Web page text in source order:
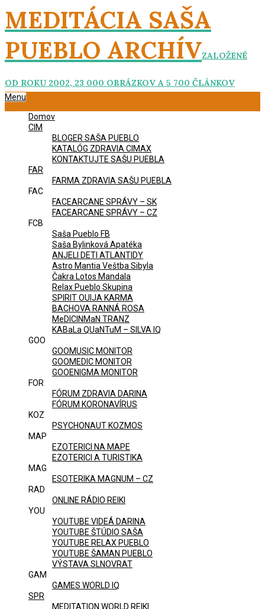
Skip
to
content
MEDITÁCIA SAŠA
PUEBLO ARCHÍVZALOŽENÉ
OD ROKU 2002, 23 000 OBRÁZKOV A 5 700 ČLÁNKOV
Primary
Menu
Domov
CIM
BLOGER SAŠA PUEBLO
KATALÓG ZDRAVIA CIMAX
KONTAKTUJTE SAŠU PUEBLA
FAR
FARMA ZDRAVIA SAŠU PUEBLA
FAC
FACEARCANE SPRÁVY – SK
FACEARCANE SPRÁVY – CZ
FCB
Saša Pueblo FB
Saša Bylinková Apatéka
ANJELI DETI ATLANTIDY
Astro Mantia Veštba Sibyla
Čakra Lotos Mandala
Relax Pueblo Skupina
SPIRIT OUIJA KARMA
BACHOVA RANNÁ ROSA
MeDICINMaN TRANZ
KABaLa QUaNTuM – SILVA IQ
GOO
GOOMUSIC MONITOR
GOOMEDIC MONITOR
GOOENIGMA MONITOR
FOR
FÓRUM ZDRAVIA DARINA
FÓRUM KORONAVÍRUS
KOZ
PSYCHONAUT KOZMOS
MAP
EZOTERICI NA MAPE
EZOTERICI A TURISTIKA
MAG
ESOTERIKA MAGNUM – CZ
RAD
ONLINE RÁDIO REIKI
YOU
YOUTUBE VIDEÁ DARINA
YOUTUBE ŠTÚDIO SAŠA
YOUTUBE RELAX PUEBLO
YOUTUBE ŠAMAN PUEBLO
VÝSTAVA SLNOVRAT
GAM
GAMES WORLD IQ
SPR
MEDITATION WORLD REIKI